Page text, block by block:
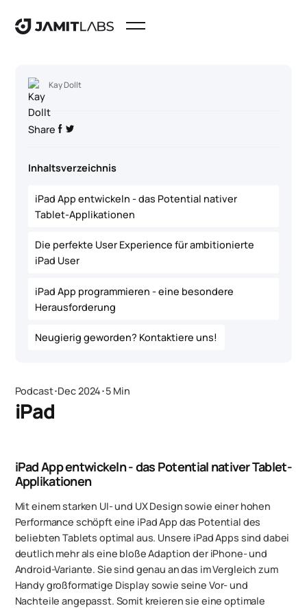
Podcast･Dec 2024･5 Min
iPad
iPad App entwickeln - das Potential nativer Tablet-
Applikationen
Mit einem starken UI- und UX Design sowie einer hohen
Performance schöpft eine iPad App das Potential des
beliebten Tablets optimal aus. Unsere iPad Apps sind dabei
deutlich mehr als eine bloße Adaption der iPhone- und
Android-Variante. Sie sind genau an das im Vergleich zum
Handy großformatige Display sowie seine Vor- und
Nachteile angepasst. Somit kreieren sie eine optimale
Kay Dollt
Share
Inhaltsverzeichnis
iPad App entwickeln - das Potential nativer
Tablet-Applikationen
Die perfekte User Experience für ambitionierte
iPad User
iPad App programmieren - eine besondere
Herausforderung
Neugierig geworden? Kontaktiere uns!